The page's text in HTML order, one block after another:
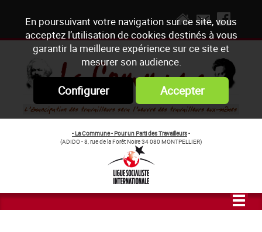
En poursuivant votre navigation sur ce site, vous
acceptez l’utilisation de cookies destinés à vous
garantir la meilleure expérience sur ce site et
mesurer son audience.
Configurer Accepter
- La Commune - Pour un Parti des Travailleurs-
(ADIDO - 8, rue de la Forêt Noire 34 080 MONTPELLIER)